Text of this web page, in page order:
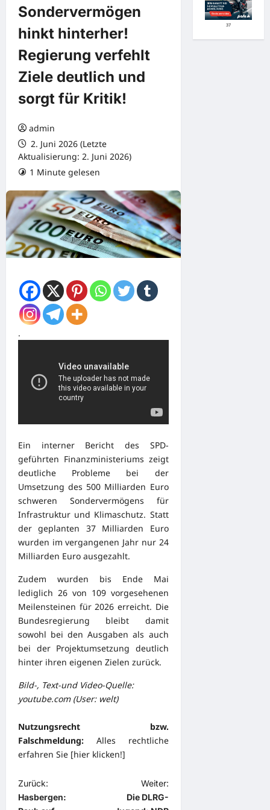
Sondervermögen
hinkt hinterher!
Regierung verfehlt
Ziele deutlich und
sorgt für Kritik!
admin
2. Juni 2026 (Letzte
Aktualisierung: 2. Juni 2026)
1 Minute gelesen
.
Ein interner Bericht des SPD-
geführten Finanzministeriums zeigt
deutliche Probleme bei der
Umsetzung des 500 Milliarden Euro
schweren Sondervermögens für
Infrastruktur und Klimaschutz. Statt
der geplanten 37 Milliarden Euro
wurden im vergangenen Jahr nur 24
Milliarden Euro ausgezahlt.
Zudem wurden bis Ende Mai
lediglich 26 von 109 vorgesehenen
Meilensteinen für 2026 erreicht. Die
Bundesregierung bleibt damit
sowohl bei den Ausgaben als auch
bei der Projektumsetzung deutlich
hinter ihren eigenen Zielen zurück.
Bild-, Text-und Video-Quelle:
youtube.com (User: welt)
Nutzungsrecht bzw.
Falschmeldung: Alles rechtliche
erfahren Sie [hier klicken!]
B
e
Zurück:
Hasbergen:
Weiter:
Die DLRG-
37